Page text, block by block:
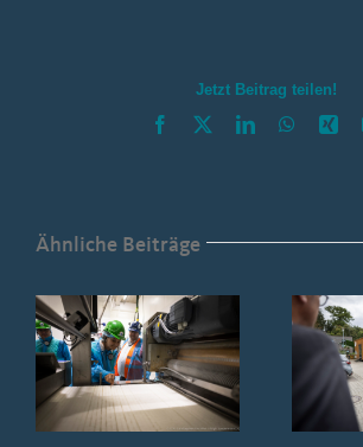
Jetzt Beitrag teilen!
Facebook LinkedIn
Ähnliche Beiträge